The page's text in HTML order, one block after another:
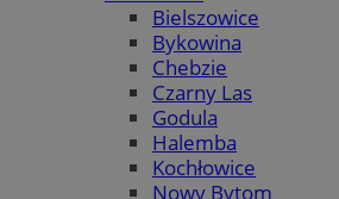
Bielszowice
Bykowina
Chebzie
Czarny Las
Godula
Halemba
Kochłowice
Nowy Bytom